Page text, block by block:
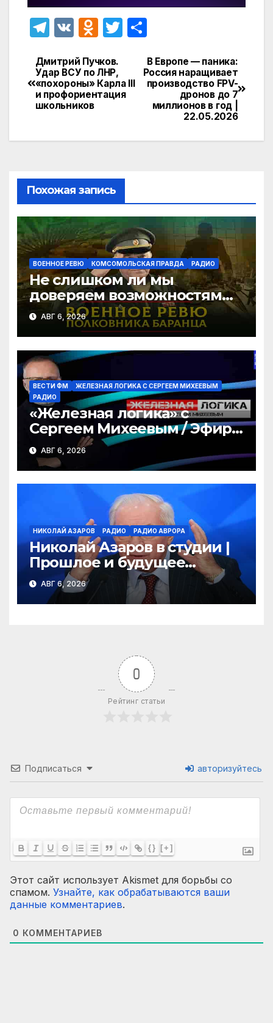
T
e
gr
a
V
O
n
o
kl
s
ni
ki
T
er
п
р
а
и
Навигация
по
В Европе — паника:
Россия наращивает
производство FPV-
дронов до 7
миллионов в год |
22.05.2026
Дмитрий Пучков.
Удар ВСУ по ЛНР,
«похороны» Карла III
и профориентация
школьников
Похожая запись
ВОЕННОЕ РЕВЮ КОМСОМОЛЬСКАЯ ПРАВДА РАДИО
Не слишком ли мы
доверяем возможностям
США в урегулировании
конфликта с Украиной? |
06.08.2026
АВГ 6, 2026
ВЕСТИ ФМ
ЖЕЛЕЗНАЯ ЛОГИКА С СЕРГЕЕМ МИХЕЕВЫМ
РАДИО
«Железная логика» с
Сергеем Михеевым / Эфир
06.08.2026
АВГ 6, 2026
НИКОЛАЙ АЗАРОВ РАДИО РАДИО АВРОРА
Николай Азаров в студии |
Прошлое и будущее
Украины | Взгляд изнутри
АВГ 6, 2026
0
Рейтинг статьи
Подписаться авторизуйтесь
{} [+]
Этот сайт использует Akismet для борьбы со
спамом. Узнайте, как обрабатываются ваши
данные комментариев.
0 КОММЕНТАРИЕВ